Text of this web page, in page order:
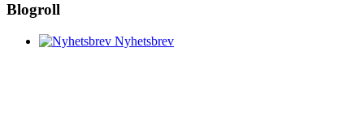
Blogroll
Nyhetsbrev